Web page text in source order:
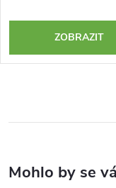
ZOBRAZIT